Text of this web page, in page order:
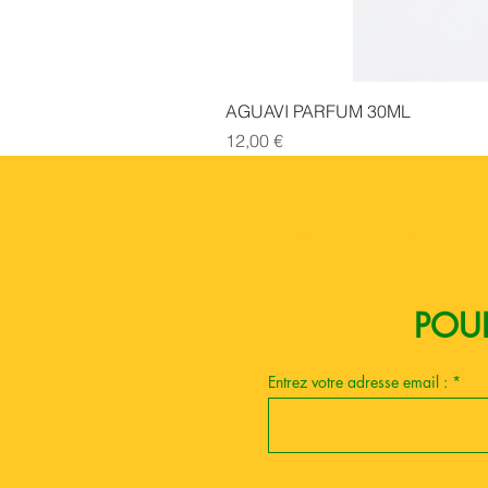
AGUAVI PARFUM 30ML
Prix
12,00 €
Entrez votre adresse email :